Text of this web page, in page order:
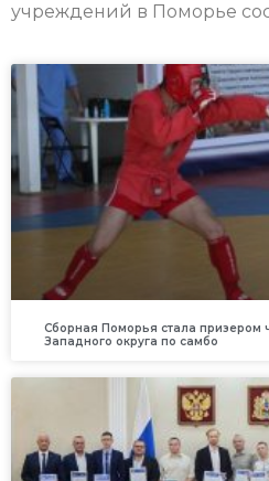
учреждений в Поморье
Сборная Поморья стала призером
Западного округа по самбо